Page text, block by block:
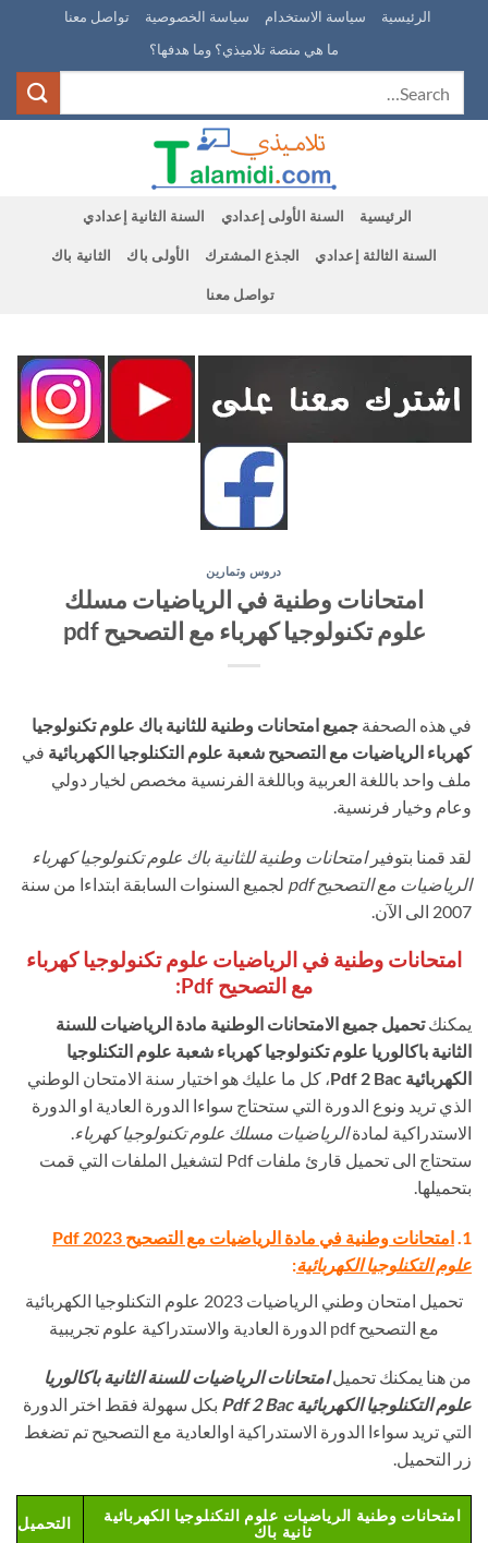
content
الرئيسية سياسة الاستخدام سياسة الخصوصية
تواصل معنا
ما هي منصة تلاميذي؟ وما هدفها؟
الرئيسية السنة الأولى إعدادي السنة الثانية إعدادي
السنة الثالثة إعدادي الجذع المشترك الأولى باك الثانية باك
تواصل معنا
دروس وتمارين
امتحانات وطنية في الرياضيات مسلك
علوم تكنولوجيا كهرباء مع التصحيح pdf
في هذه الصحفة جميع امتحانات وطنية للثانية باك علوم تكنولوجيا
كهرباء الرياضيات مع التصحيح شعبة علوم التكنلوجيا الكهربائية في
ملف واحد باللغة العربية وباللغة الفرنسية مخصص لخيار دولي
وعام وخيار فرنسية.
لقد قمنا بتوفيرامتحانات وطنية للثانية باك علوم تكنولوجيا كهرباء
الرياضيات مع التصحيح pdf
لجميع السنوات السابقة ابتداءا من سنة
2007 الى الآن.
امتحانات وطنية في الرياضيات علوم تكنولوجيا كهرباء
مع التصحيح Pdf:
يمكنكتحميل جميع الامتحانات الوطنية مادة الرياضيات للسنة
الثانية باكالوريا علوم تكنولوجيا كهرباء شعبة علوم التكنلوجيا
الكهربائية Pdf 2 Bac
، كل ما عليك هو اختيار سنة الامتحان الوطني
الذي تريد ونوع الدورة التي ستحتاج سواءا الدورة العادية او الدورة
الاستدراكية لمادةالرياضيات مسلك علوم تكنولوجيا كهرباء.
ستحتاج الى تحميل قارئ ملفات Pdf لتشغيل الملفات التي قمت
بتحميلها.
1. امتحانات وطنية في مادة الرياضيات مع التصحيح Pdf 2023
علوم التكنلوجيا الكهربائية:
تحميل امتحان وطني الرياضيات 2023 علوم التكنلوجيا الكهربائية
مع التصحيح pdf الدورة العادية والاستدراكية علوم تجريبية
من هنا يمكنك تحميلامتحانات الرياضيات للسنة الثانية باكالوريا
علوم التكنلوجيا الكهربائيةPdf 2 Bac
بكل سهولة فقط اختر الدورة
التي تريد سواءا الدورة الاستدراكية اوالعادية مع التصحيح تم تضغط
زر التحميل.
امتحانات وطنية الرياضيات علوم التكنلوجيا الكهربائية
ثانية باك
التحميل